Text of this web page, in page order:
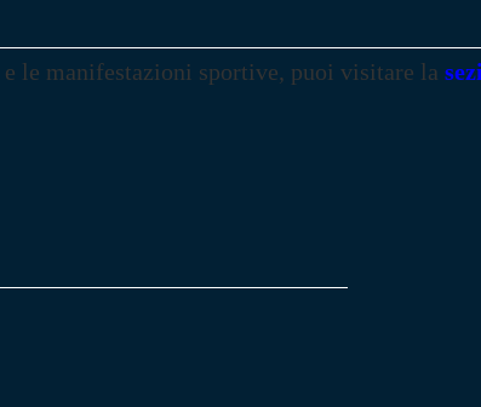
e le manifestazioni sportive, puoi visitare la